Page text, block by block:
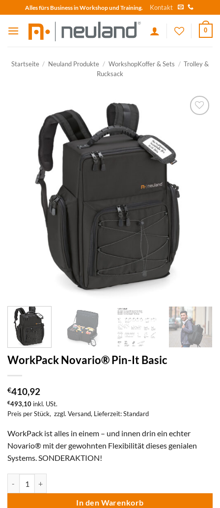
to
content
Alles fürs Business in Workshop und Training. Kontakt
0
Startseite / Neuland Produkte / WorkshopKoffer & Sets / Trolley &
Rucksack
WorkPack Novario® Pin-It Basic
€410,92
€493,10 inkl. USt.
Preis per Stück, zzgl. Versand, Lieferzeit: Standard
WorkPack ist alles in einem – und innen drin ein echter
Novario® mit der gewohnten Flexibilität dieses genialen
Systems. SONDERAKTION!
In den Warenkorb